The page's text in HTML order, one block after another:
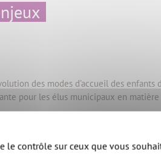
des modes d’accueil des enfants
pour les élus municipaux en
le portrait croisé de deux
le contrôle sur ceux que vous